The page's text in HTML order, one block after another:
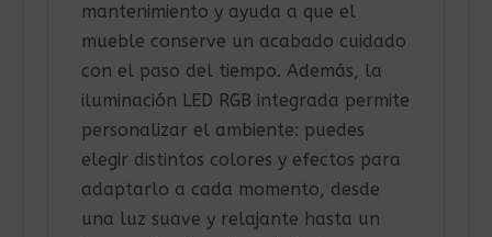
mantenimiento y ayuda a que el
mueble conserve un acabado cuidado
con el paso del tiempo. Además, la
iluminación LED RGB integrada permite
personalizar el ambiente: puedes
elegir distintos colores y efectos para
adaptarlo a cada momento, desde
una luz suave y relajante hasta un